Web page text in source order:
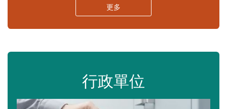
更多
行政單位